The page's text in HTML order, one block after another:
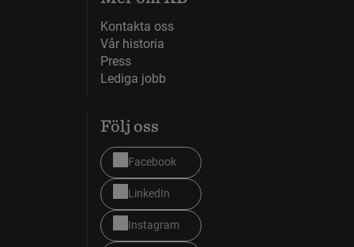
Kontakta oss
Vår historia
Press
Lediga jobb
Följ oss
Facebook
LinkedIn
Instagram